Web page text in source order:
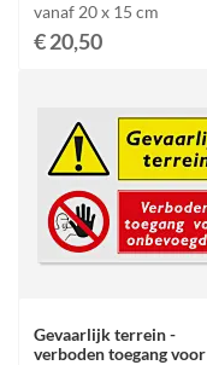
vanaf 20 x 15 cm
€ 20,50
Gevaarlijk terrein -
verboden toegang voor